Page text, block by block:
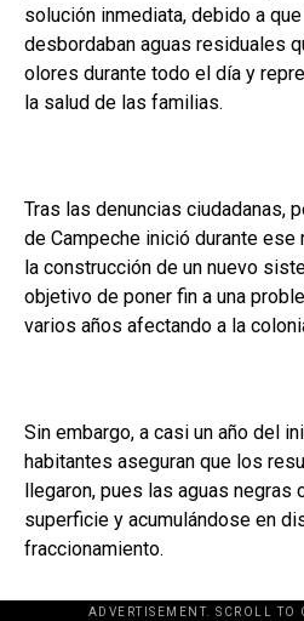
solución inmediata, debido a
desbordaban aguas residuales
olores durante todo el día y
la salud de las familias.
Tras las denuncias ciudadanas,
de Campeche inició durante
la construcción de un nuevo
objetivo de poner fin a una
varios años afectando a la
Sin embargo, a casi un año del
habitantes aseguran que los
llegaron, pues las aguas negras
superficie y acumulándose en
fraccionamiento.
ADVERTISEMENT. SCROLL TO